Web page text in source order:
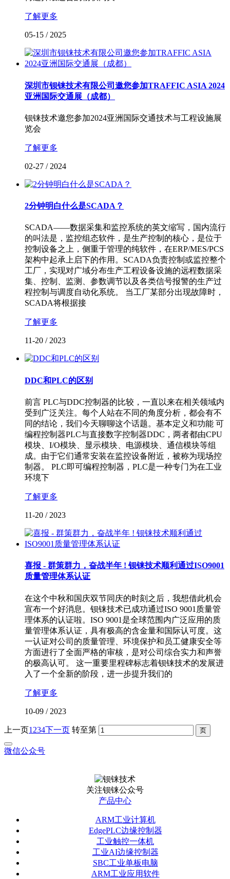
了解更多
05-15 / 2025
深圳市钡铼技术有限公司邀您参加TRAFFIC ASIA 2024
亚洲国际交通展（成都）
钡铼技术邀您参加2024亚洲国际交通技术与工程设施展
览会
了解更多
02-27 / 2024
2分钟明白什么是SCADA？
SCADA——数据采集和监控系统的英文缩写，国内流行
的叫法是，监控组态软件，是生产控制的核心，是位于
控制设备之上，侧重于管理的纯软件，在ERP/MES/PCS
架构中起承上启下的作用。SCADA负责控制或监控整个
工厂，实现对广域分布生产工程设备设施的远程数据采
集、控制、监测、参数调节以及各类信号报警的生产过
程控制与调度自动化系统。 当工厂某部分出现故障时，
SCADA将根据接
了解更多
11-20 / 2023
DDC和PLC的区别
前言 PLC与DDC控制器的比较，一直以来在相关领域内
受到广泛关注。每个人站在不同的角度分析，都会有不
同的结论，我们今天聊聊这个话题。基本定义和功能 可
编程控制器PLC与直接数字控制器DDC，两者都由CPU
模块、I/O模块、显示模块、电源模块、通信模块等组
成。由于它们通常安装在监控设备附近，被称为现场控
制器。 PLC即可编程控制器，PLC是一种专门为在工业
环境下
了解更多
11-20 / 2023
喜报 - 群策群力，奋战半年 ! 钡铼技术顺利通过ISO9001
质量管理体系认证
在这个中秋和国庆双节同庆的时刻之后，我想借此机会
宣布一个好消息。钡铼技术已成功通过ISO 9001质量管
理体系的认证啦。ISO 9001是全球范围内广泛应用的质
量管理体系认证，具有极高的含金量和国际认可度。这
一认证对公司的质量管理、环境保护和员工健康安全等
方面进行了全面严格的审核，是对公司综合实力和声誉
的极高认可。 这一重要里程碑标志着钡铼技术的发展进
入了一个全新的阶段，进一步提升我们的
了解更多
10-09 / 2023
上一页1 234下一页 转至第
微信公众号
关注钡铼公众号
产品中心
ARM工业计算机
EdgePLC边缘控制器
工业触控一体机
工业AI边缘控制器
SBC工业单板电脑
ARM工业应用软件